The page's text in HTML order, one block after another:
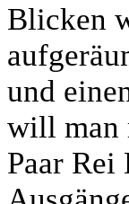
Blicken
und
will man
Paar